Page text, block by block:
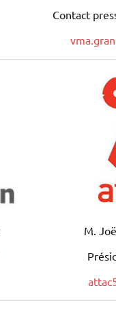
Contact
M.